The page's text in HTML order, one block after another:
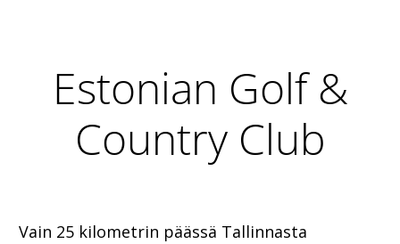
Estonian Golf &
Country Club
Vain 25 kilometrin päässä Tallinnasta